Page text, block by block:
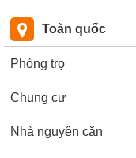
Toàn quốc
Phòng trọ
Chung cư
Nhà nguyên căn